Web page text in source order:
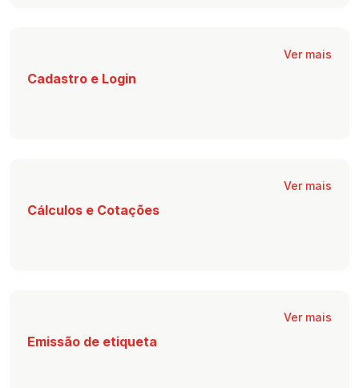
Ver mais
Cadastro e Login
Ver mais
Cálculos e Cotações
Ver mais
Emissão de etiqueta